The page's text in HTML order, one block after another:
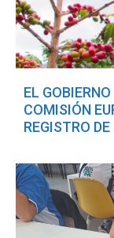
EL
COMISIÓN
REGISTRO DE